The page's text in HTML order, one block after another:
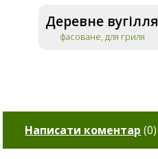
Деревне вугілля
фасоване, для гриля
Написати коментар (0)